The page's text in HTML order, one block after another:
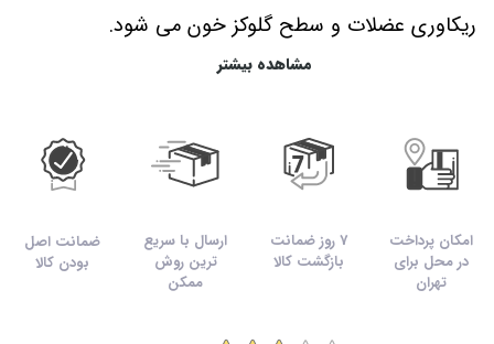
ریکاوری عضلات و سطح گلوکز خون می‌ شود.
عضلانی، افزایش قدرت و همچنین کاهش عضله سوزی
مورد استفاده قرار گیرد. بدن به صورت طبیعی قادر به
تولید بخشی از اچ ام بی مورد نیاز خود است. در عین
حال گاهی اوقات ورزشکاران نیاز به افزایش سطح
مشاهده بیشتر
امکان پرداخت
در محل برای
تهران
7 روز ضمانت
بازگشت کالا
ارسال با سریع
ترین روش
ممکن
ضمانت اصل
بودن کالا